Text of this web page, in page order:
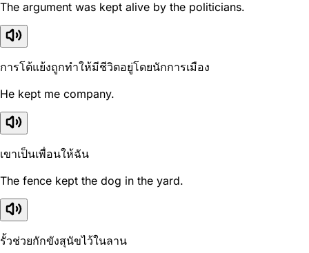
The argument was kept alive by the politicians.
การโต้แย้งถูกทำให้มีชีวิตอยู่โดยนักการเมือง
He kept me company.
เขาเป็นเพื่อนให้ฉัน
The fence kept the dog in the yard.
รั้วช่วยกักขังสุนัขไว้ในลาน